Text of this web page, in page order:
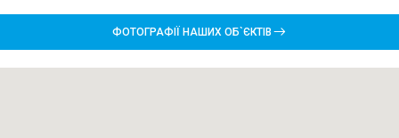
ФОТОГРАФІЇ НАШИХ ОБ`ЄКТІВ